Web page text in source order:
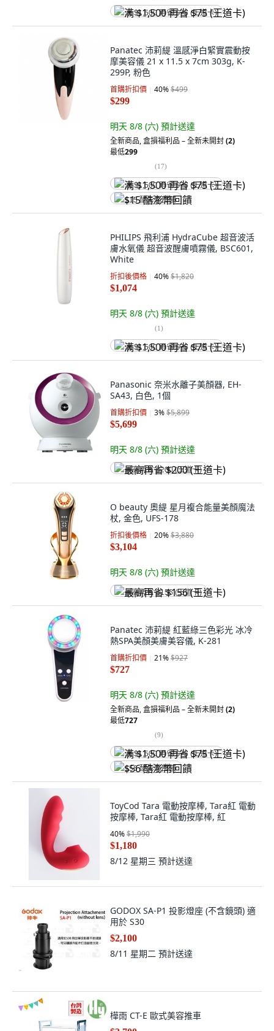
满 $1,500 再省 $75 (王道卡)
Panatec 沛莉緹 溫感淨白緊實震動按
摩美容儀 21 x 11.5 x 7cm 303g, K-
299P, 粉色
首購折扣價 40%$499
$299
明天 8/8 (六) 預計送達
全新商品,盒損福利品 – 全新未開封(2)
最低299
(17)
满 $1,500 再省 $75 (王道卡)
$15 酷澎幣回饋
PHILIPS 飛利浦 HydraCube 超音波活
膚水氧儀 超音波醒膚噴霧儀, BSC601,
White
折扣後價格 40%$1,820
$1,074
明天 8/8 (六) 預計送達
(1)
满 $1,500 再省 $75 (王道卡)
Panasonic 奈米水離子美顏器, EH-
SA43, 白色, 1個
首購折扣價 3%$5,899
$5,699
明天 8/8 (六) 預計送達
最高再省 $200 (王道卡)
O beauty 奧緹 星月複合能量美顏魔法
杖, 金色, UFS-178
折扣後價格 20%$3,880
$3,104
明天 8/8 (六) 預計送達
最高再省 $156 (王道卡)
Panatec 沛莉緹 紅藍綠三色彩光 冰冷
熱SPA美顏美膚美容儀, K-281
首購折扣價 21%$927
$727
明天 8/8 (六) 預計送達
全新商品,盒損福利品 – 全新未開封(2)
最低727
(9)
满 $1,500 再省 $75 (王道卡)
$56 酷澎幣回饋
ToyCod Tara 電動按摩棒, Tara紅 電動
按摩棒, Tara紅 電動按摩棒, 紅
40%$1,990
$1,180
8/12 星期三 預計送達
GODOX SA-P1 投影燈座 (不含鏡頭) 適
用於 S30
$2,100
8/11 星期二 預計送達
樺雨 CT-E 歐式美容推車